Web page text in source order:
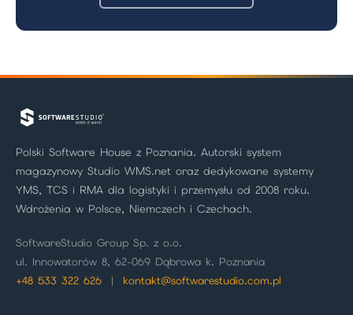
Polski Software House z Poznania. Autorski system
magazynowy Studio WMS.net oraz dedykowane systemy
YMS, TCS i RMA dla logistyki i przemysłu od 2008 roku.
Wdrożenia w Polsce, Niemczech i Czechach.
SoftwareStudio Group Sp. z o.o.
ul. Innowatorów 8, 62-069 Dąbrowa k. Poznania
+48 533 322 626 | kontakt@softwarestudio.com.pl